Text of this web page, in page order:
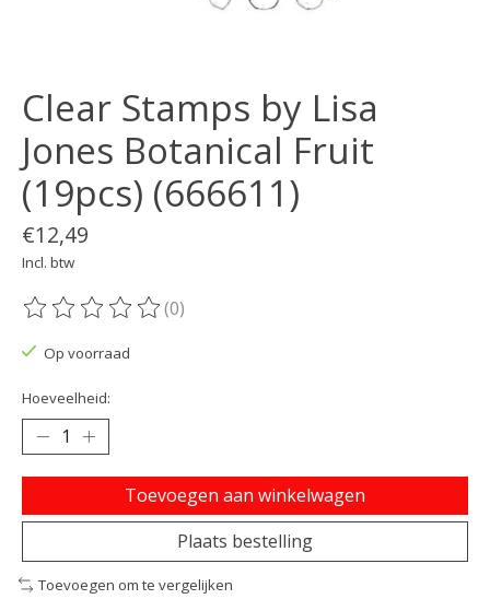
Clear Stamps by Lisa
Jones Botanical Fruit
(19pcs) (666611)
€12,49
Incl. btw
De beoordeling van dit product is
(0)
Op voorraad
Hoeveelheid:
Toevoegen aan winkelwagen
Plaats bestelling
Toevoegen om te vergelijken